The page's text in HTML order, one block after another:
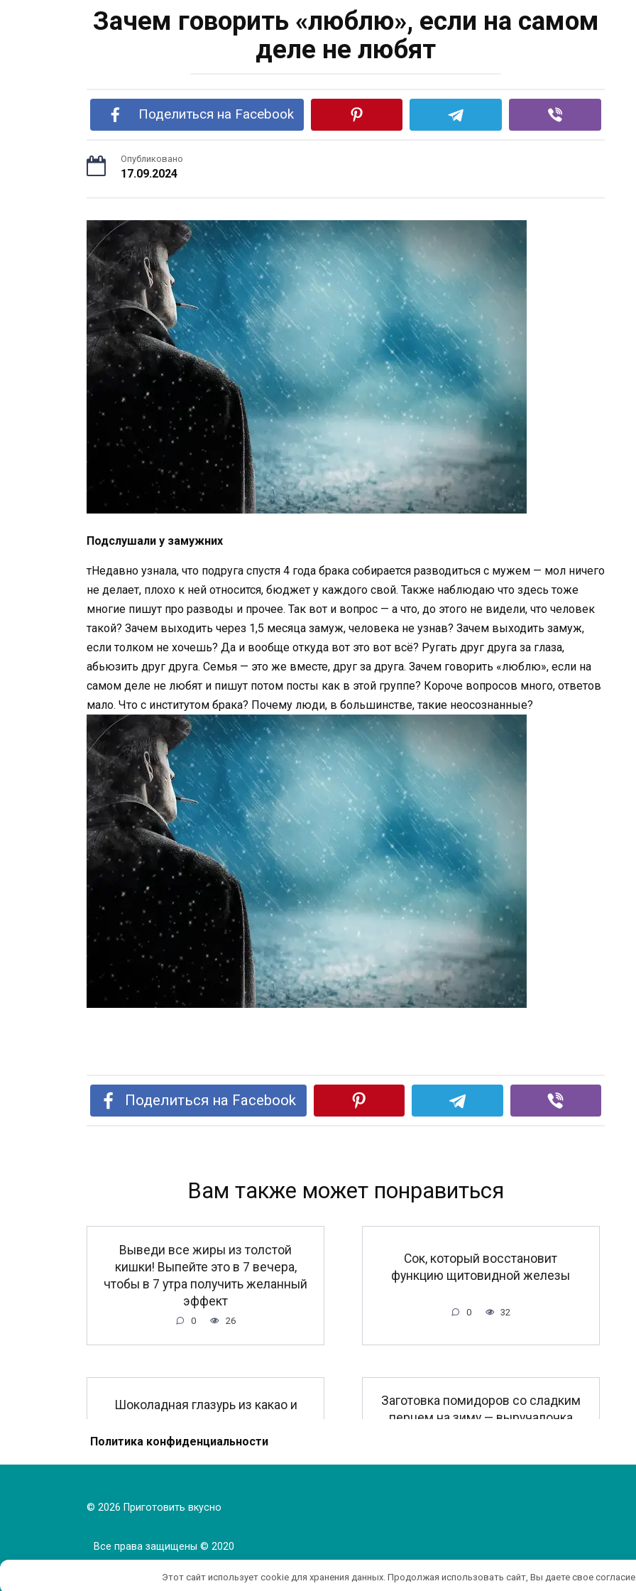
Зачем говорить «люблю», если на самом
деле не любят
Поделиться на Facebook
Опубликовано
17.09.2024
Подслушали у замужних
тНедавно узнала, что подруга спустя 4 года брака собирается разводиться с мужем — мол ничего
не делает, плохо к ней относится, бюджет у каждого свой. Также наблюдаю что здесь тоже
многие пишут про разводы и прочее. Так вот и вопрос — а что, до этого не видели, что человек
такой? Зачем выходить через 1,5 месяца замуж, человека не узнав? Зачем выходить замуж,
если толком не хочешь? Да и вообще откуда вот это вот всё? Ругать друг друга за глаза,
абьюзить друг друга. Семья — это же вместе, друг за друга. Зачем говорить «люблю», если на
самом деле не любят и пишут потом посты как в этой группе? Короче вопросов много, ответов
мало. Что с институтом брака? Почему люди, в большинстве, такие неосознанные?
Поделиться на Facebook
Вам также может понравиться
Выведи все жиры из толстой
кишки! Выпейте это в 7 вечера,
чтобы в 7 утра получить желанный
эффект
0 26
Сок, который восстановит
функцию щитовидной железы
0 32
Шоколадная глазурь из какао и
Заготовка помидоров со сладким
перцем на зиму — выручалочка
Политика конфиденциальности
© 2026 Приготовить вкусно
Все права защищены © 2020
Этот сайт использует cookie для хранения данных. Продолжая использовать сайт, Вы даете свое